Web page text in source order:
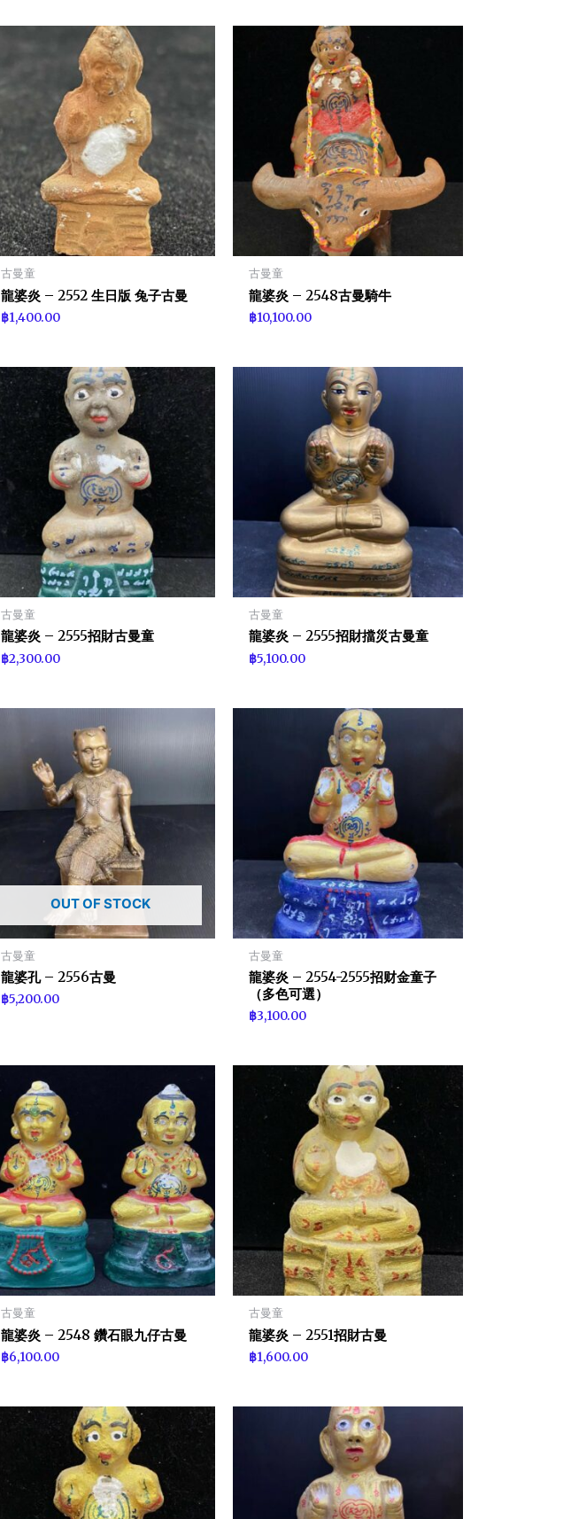
古曼童
龍婆炎 – 2552 生日版 兔子古曼
฿1,400.00
古曼童
龍婆炎 – 2548古曼騎牛
฿10,100.00
古曼童
龍婆炎 – 2555招財古曼童
฿2,300.00
古曼童
龍婆炎 – 2555招財擋災古曼童
฿5,100.00
OUT OF STOCK
古曼童
龍婆孔 – 2556古曼
฿5,200.00
古曼童
龍婆炎 – 2554-2555招财金童子
（多色可選）
฿3,100.00
古曼童
龍婆炎 – 2548 鑽石眼九仔古曼
฿6,100.00
古曼童
龍婆炎 – 2551招財古曼
฿1,600.00